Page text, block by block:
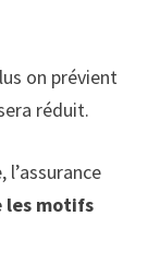
on prévient
réduit.
l’assurance
les motifs